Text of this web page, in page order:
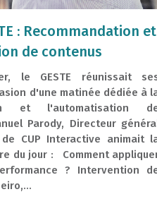
: Recommandation et
de contenus
le GESTE réunissait
d'une matinée dédiée à
et l'automatisation
Parody, Directeur
CUP Interactive animait
du jour : Comment
? Intervention